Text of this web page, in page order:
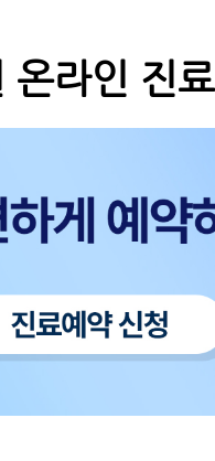
온라인 진